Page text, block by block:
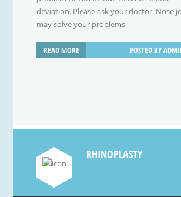
deviation. Please ask your doctor. Nose
may solve your problems
READ MORE POSTED BY
RHINOPLASTY